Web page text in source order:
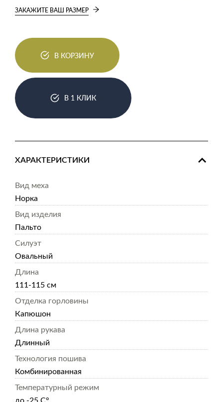
ЗАКАЖИТЕ ВАШ РАЗМЕР
В КОРЗИНУ
В 1 КЛИК
ХАРАКТЕРИСТИКИ
Вид меха
Норка
Вид изделия
Пальто
Силуэт
Овальный
Длина
111-115 см
Отделка горловины
Капюшон
Длина рукава
Длинный
Технология пошива
Комбинированная
Температурный режим